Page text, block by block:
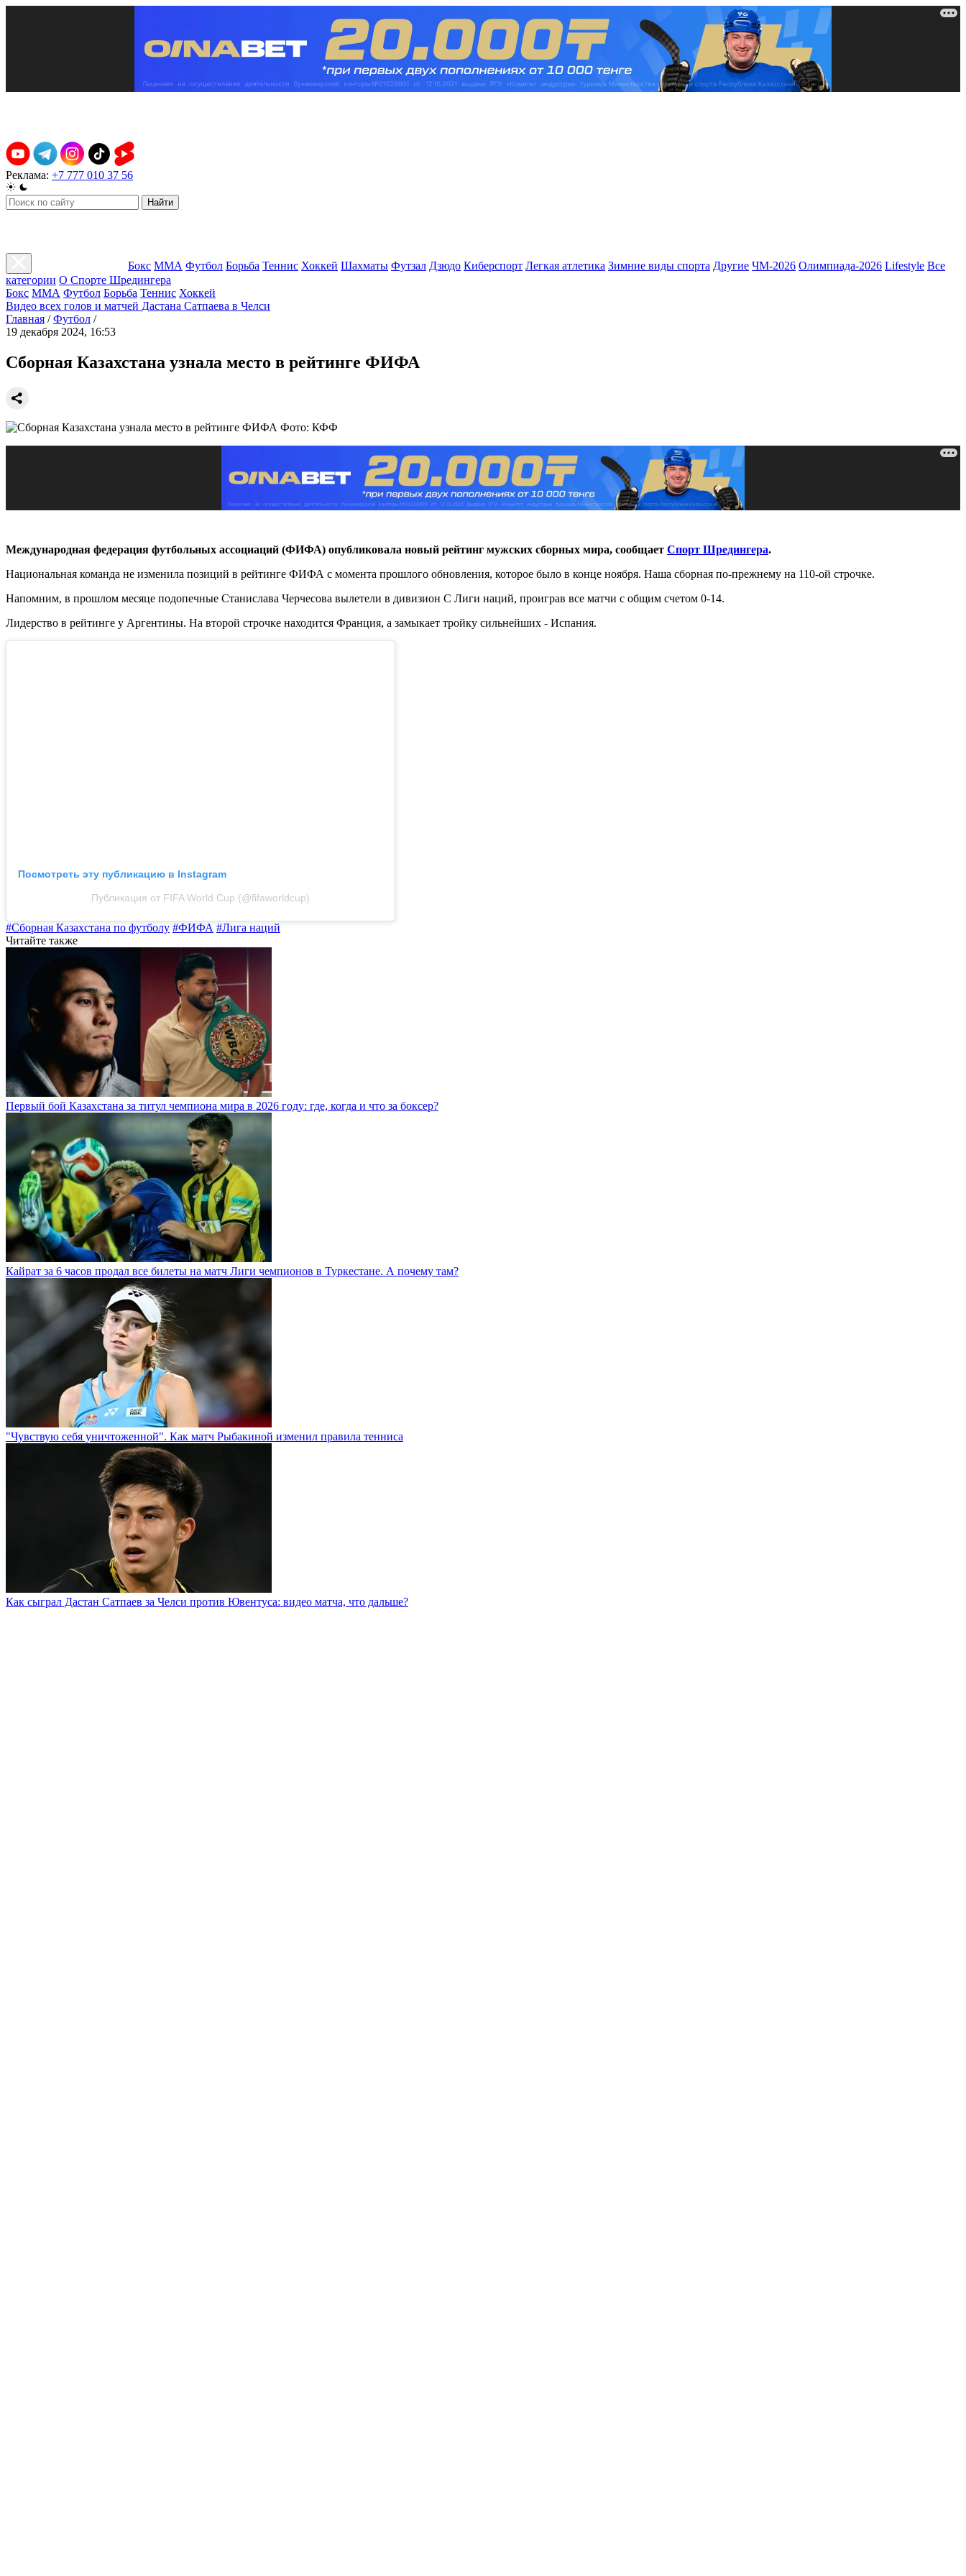
Реклама: +7 777 010 37 56
Найти
Бокс ММА Футбол Борьба Теннис Хоккей Шахматы Футзал Дзюдо Киберспорт Легкая атлетика Зимние виды спорта Другие ЧМ-2026 Олимпиада-2026 Lifestyle Все
категории О Спорте Шредингера
Бокс ММА Футбол Борьба Теннис Хоккей
Видео всех голов и матчей Дастана Сатпаева в Челси
Главная / Футбол /
19 декабря 2024, 16:53
Сборная Казахстана узнала место в рейтинге ФИФА
Фото: КФФ
Международная федерация футбольных ассоциаций (ФИФА) опубликовала новый рейтинг мужских сборных мира, сообщает Спорт Шредингера.
Национальная команда не изменила позиций в рейтинге ФИФА с момента прошлого обновления, которое было в конце ноября. Наша сборная по-прежнему на 110-ой строчке.
Напомним, в прошлом месяце подопечные Станислава Черчесова вылетели в дивизион С Лиги наций, проиграв все матчи с общим счетом 0-14.
Лидерство в рейтинге у Аргентины. На второй строчке находится Франция, а замыкает тройку сильнейших - Испания.
Посмотреть эту публикацию в Instagram
Публикация от FIFA World Cup (@fifaworldcup)
#Сборная Казахстана по футболу #ФИФА #Лига наций
Читайте также
Первый бой Казахстана за титул чемпиона мира в 2026 году: где, когда и что за боксер?
Кайрат за 6 часов продал все билеты на матч Лиги чемпионов в Туркестане. А почему там?
"Чувствую себя уничтоженной". Как матч Рыбакиной изменил правила тенниса
Как сыграл Дастан Сатпаев за Челси против Ювентуса: видео матча, что дальше?